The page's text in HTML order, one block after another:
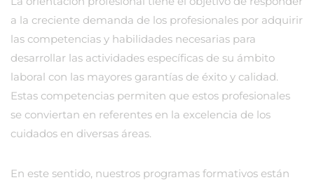
a la creciente demanda de los profesionales por adquirir
las competencias y habilidades necesarias para
desarrollar las actividades específicas de su ámbito
laboral con las mayores garantías de éxito y calidad.
Estas competencias permiten que estos profesionales
se conviertan en referentes en la excelencia de los
cuidados en diversas áreas.
En este sentido, nuestros programas formativos están